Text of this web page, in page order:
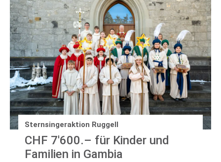
Sternsingeraktion Ruggell
CHF 7'600.– für Kinder und
Familien in Gambia